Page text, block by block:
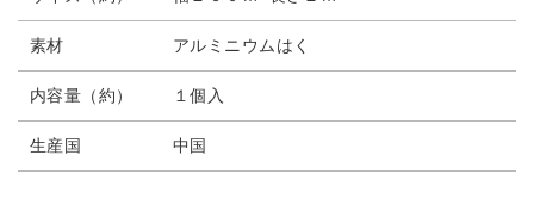
素材 アルミニウムはく
内容量（約） １個入
生産国 中国